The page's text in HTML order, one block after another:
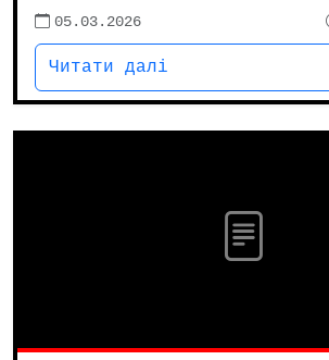
05.03.2026
Читати далі